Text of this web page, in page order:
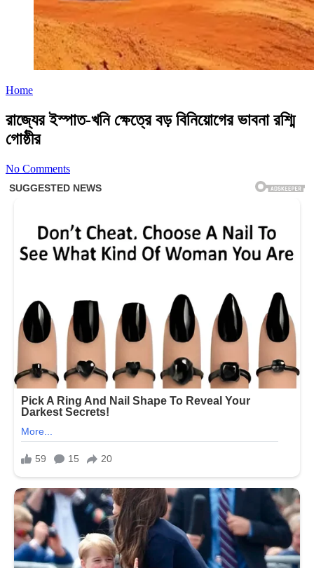
Home
রাজ্যের ইস্পাত-খনি ক্ষেত্রে বড় বিনিয়োগের ভাবনা রশ্মি
গোষ্ঠীর
No Comments